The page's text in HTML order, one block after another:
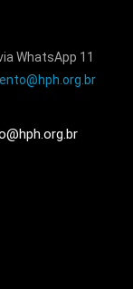
WhatsApp 11